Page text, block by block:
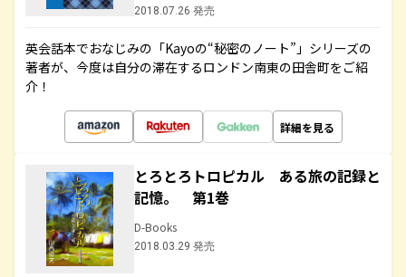
2018.07.26 発売
英会話本でおなじみの「Kayoの“秘密のノート”」シリーズの
著者が、今度は自分の滞在するロンドン南東の田舎町をご紹
介！
詳細を見る
とろとろトロピカル ある旅の記録と
記憶。 第1巻
D-Books
2018.03.29 発売